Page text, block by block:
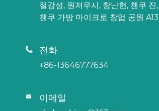
절강성, 원저우시, 창난현, 첸쿠 진,
첸쿠 가방 마이크로 창업 공원 A13
 전화
+86-13646777634
 이메일